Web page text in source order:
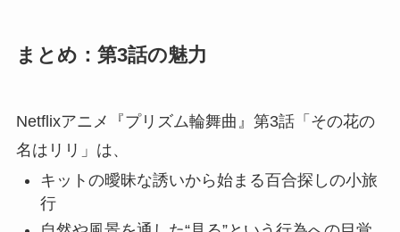
まとめ：第3話の魅力
Netflixアニメ『プリズム輪舞曲』第3話「その花の
名はリリ」は、
キットの曖昧な誘いから始まる百合探しの小旅
行